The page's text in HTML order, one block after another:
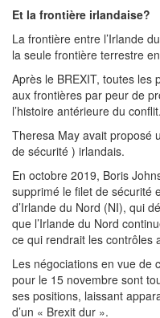
Et la frontière irlandaise?
La frontière entre l’Irlande
la seule frontière terrestre
Après le BREXIT, toutes les
aux frontières par peur de
l’histoire antérieure du conflit.
Theresa May avait proposé
de sécurité ) irlandais.
En octobre 2019, Boris
supprimé le filet de sécurité
d’Irlande du Nord (NI), qui
que l’Irlande du Nord
ce qui rendrait les contrôles
Les négociations en vue de
pour le 15 novembre sont
ses positions, laissant
d’un « Brexit dur ».